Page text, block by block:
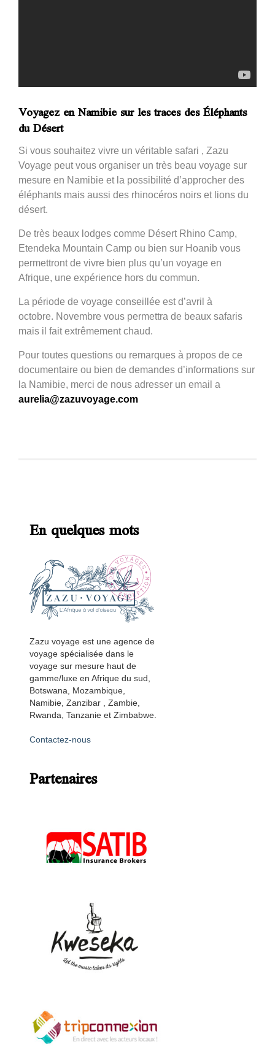
Voyagez en Namibie sur les traces des Éléphants
du Désert
Si vous souhaitez vivre un véritable safari , Zazu
Voyage peut vous organiser un très beau voyage sur
mesure en Namibie et la possibilité d’approcher des
éléphants mais aussi des rhinocéros noirs et lions du
désert.
De très beaux lodges comme Désert Rhino Camp,
Etendeka Mountain Camp ou bien sur Hoanib vous
permettront de vivre bien plus qu’un voyage en
Afrique, une expérience hors du commun.
La période de voyage conseillée est d’avril à
octobre. Novembre vous permettra de beaux safaris
mais il fait extrêmement chaud.
Pour toutes questions ou remarques à propos de ce
documentaire ou bien de demandes d’informations sur
la Namibie, merci de nous adresser un email a
aurelia@zazuvoyage.com
En quelques mots
Zazu voyage est une agence de
voyage spécialisée dans le
voyage sur mesure haut de
gamme/luxe en Afrique du sud,
Botswana, Mozambique,
Namibie, Zanzibar , Zambie,
Rwanda, Tanzanie et Zimbabwe.
Contactez-nous
Partenaires